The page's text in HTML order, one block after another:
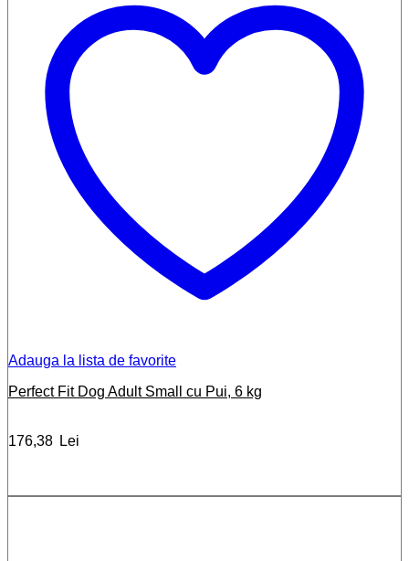
Adauga la lista de favorite
Perfect Fit Dog Adult Small cu Pui, 6 kg
176,38 Lei